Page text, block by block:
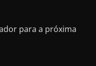
para a próxima